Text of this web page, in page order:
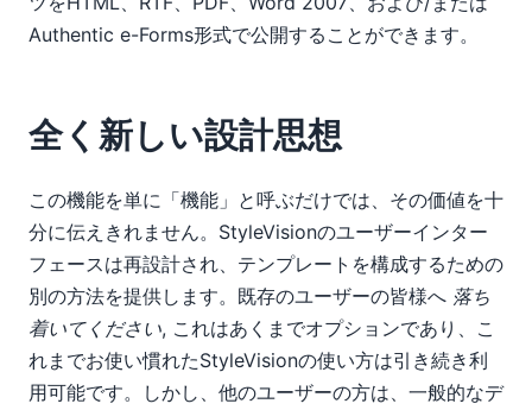
Authentic e-Forms形式で公開することができます。
全く新しい設計思想
この機能を単に「機能」と呼ぶだけでは、その価値を十
分に伝えきれません。StyleVisionのユーザーインター
フェースは再設計され、テンプレートを構成するための
別の方法を提供します。既存のユーザーの皆様へ 落ち
着いてください, これはあくまでオプションであり、こ
れまでお使い慣れたStyleVisionの使い方は引き続き利
用可能です。しかし、他のユーザーの方は、一般的なデ